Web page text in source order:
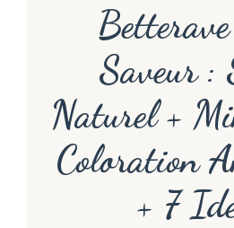
Saveur :
Naturel +
Coloration
+ 7